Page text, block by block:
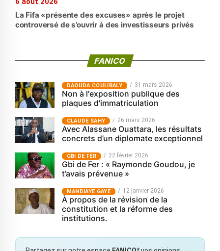
La Fifa «présente des excuses» après le projet
controversé de s’ouvrir à des investisseurs privés
FANICO
‎DAOUDA COULIBALY 31 mars 2026
Non à l'exposition publique des
plaques d'immatriculation
CLAUDE SAHY 26 mars 2026
Avec Alassane Ouattara, les résultats
concrets d’un diplomate exceptionnel
GBI DE FER 22 février 2026
Gbi de Fer : « Raymonde Goudou, je
t’avais prévenue »
MANDIAYE GAYE 12 janvier 2026
À propos de la révision de la
constitution et la réforme des
institutions.